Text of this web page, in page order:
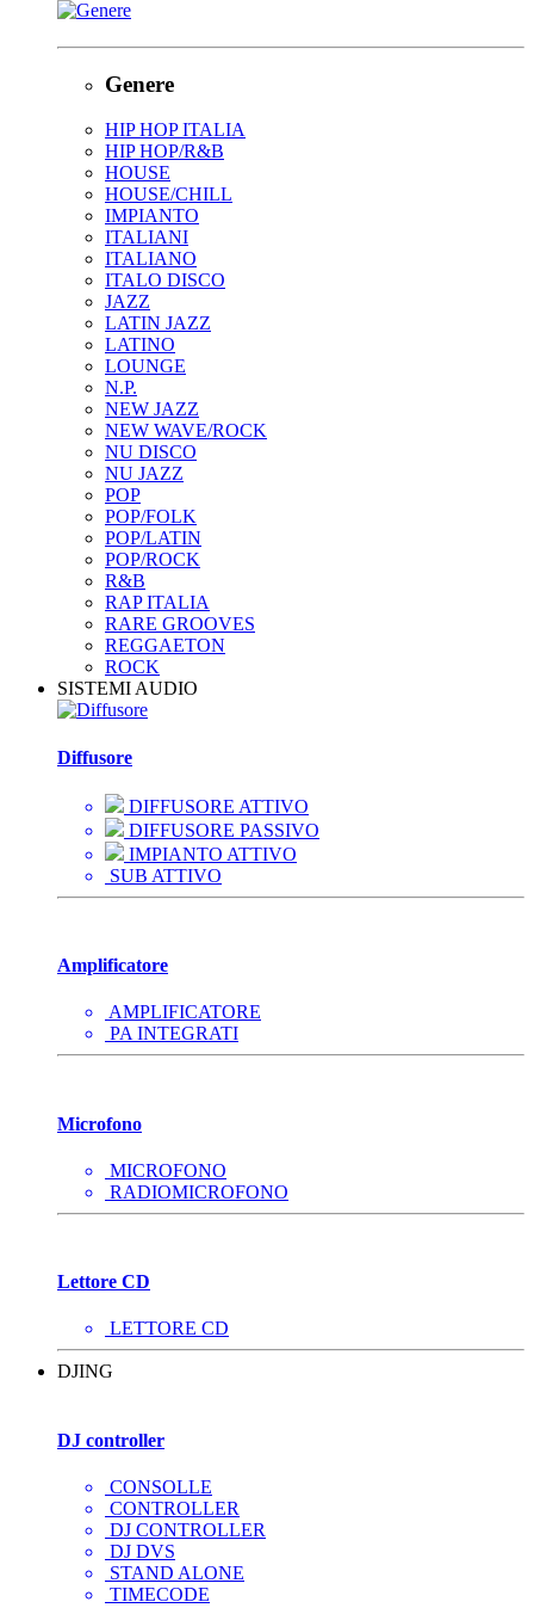
Genere
HIP HOP ITALIA
HIP HOP/R&B
HOUSE
HOUSE/CHILL
IMPIANTO
ITALIANI
ITALIANO
ITALO DISCO
JAZZ
LATIN JAZZ
LATINO
LOUNGE
N.P.
NEW JAZZ
NEW WAVE/ROCK
NU DISCO
NU JAZZ
POP
POP/FOLK
POP/LATIN
POP/ROCK
R&B
RAP ITALIA
RARE GROOVES
REGGAETON
ROCK
SISTEMI AUDIO
Diffusore
DIFFUSORE ATTIVO
DIFFUSORE PASSIVO
IMPIANTO ATTIVO
SUB ATTIVO
Amplificatore
AMPLIFICATORE
PA INTEGRATI
Microfono
MICROFONO
RADIOMICROFONO
Lettore CD
LETTORE CD
DJING
DJ controller
CONSOLLE
CONTROLLER
DJ CONTROLLER
DJ DVS
STAND ALONE
TIMECODE